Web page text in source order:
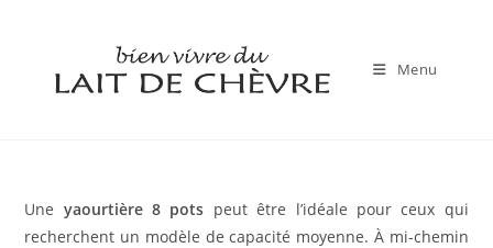
Menu
Une yaourtière 8 pots peut être l’idéale pour ceux qui
recherchent un modèle de capacité moyenne. À mi-chemin